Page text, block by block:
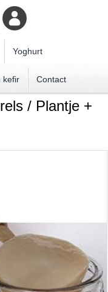
Yoghurt
kefir Contact
/ Plantje +